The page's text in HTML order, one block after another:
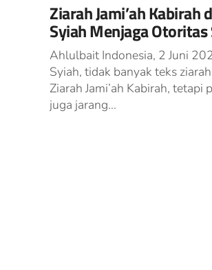
Ziarah Jami’ah Kabirah
Syiah Menjaga
Ahlulbait Indonesia, 2 Juni
Syiah, tidak banyak teks
Ziarah Jami’ah Kabirah, tetapi
juga jarang...